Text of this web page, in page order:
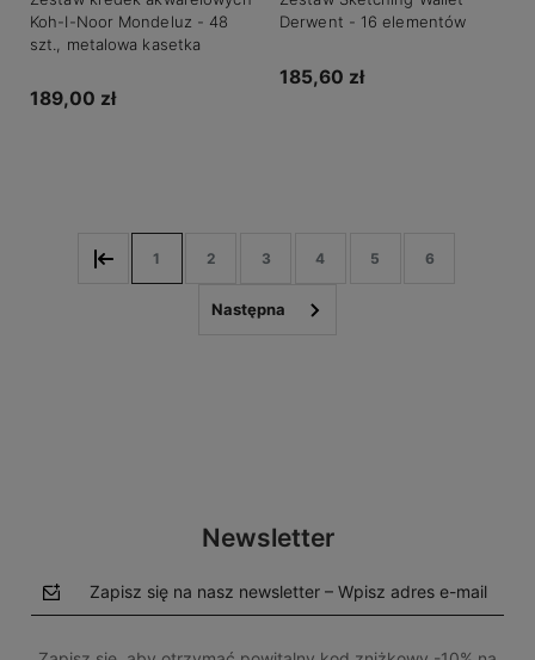
Koh-I-Noor Mondeluz - 48
szt., metalowa kasetka
189,00 zł
Derwent - 16 elementów
185,60 zł
1 2 3 4 5 6
Newsletter
Zapisz się na nasz newsletter – Wpisz adres e-mail